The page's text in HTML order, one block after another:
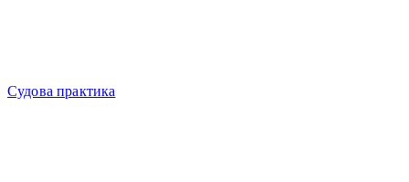
Судова практика